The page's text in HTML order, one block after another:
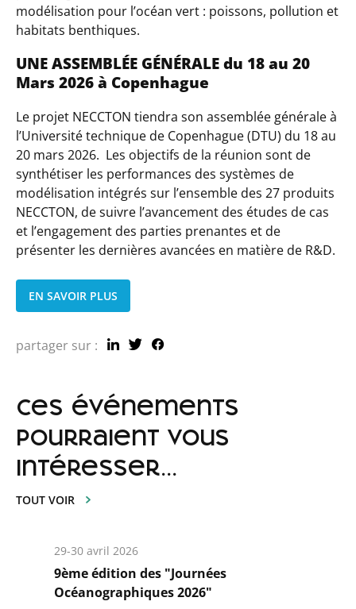
modélisation pour l’océan vert : poissons, pollution et
habitats benthiques.
UNE ASSEMBLÉE GÉNÉRALE du 18 au 20
Mars 2026 à Copenhague
Le projet NECCTON tiendra son assemblée générale à
l’Université technique de Copenhague (DTU) du 18 au
20 mars 2026. Les objectifs de la réunion sont de
synthétiser les performances des systèmes de
modélisation intégrés sur l’ensemble des 27 produits
NECCTON, de suivre l’avancement des études de cas
et l’engagement des parties prenantes et de
présenter les dernières avancées en matière de R&D.
EN SAVOIR PLUS
partager sur :
ces événements
pourraient vous
intéresser...
TOUT VOIR
29-30 avril 2026
9ème édition des "Journées
Océanographiques 2026"